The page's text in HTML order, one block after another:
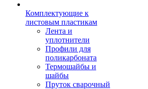
Комплектующие к
листовым пластикам
Лента и
уплотнители
Профили для
поликарбоната
Термошайбы и
шайбы
Пруток сварочный